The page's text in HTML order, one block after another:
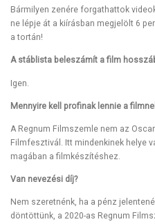
Bármilyen zenére forgathattok
ne lépje át a kiírásban megjelölt 6
a tortán!
A stáblista beleszámít a film
Igen.
Mennyire kell profinak lennie a
A Regnum Filmszemle nem az
Filmfesztivál. Itt mindenkinek helye
magában a filmkészítéshez.
Van nevezési díj?
Nem szeretnénk, ha a pénz
döntöttünk, a 2020-as Regnum